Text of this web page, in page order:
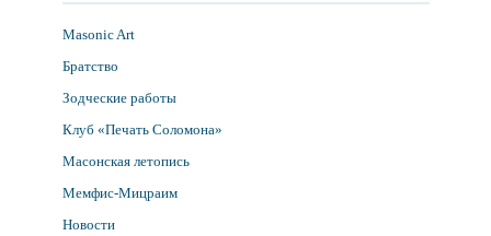
Masonic Art
Братство
Зодческие работы
Клуб «Печать Соломона»
Масонская летопись
Мемфис-Мицраим
Новости